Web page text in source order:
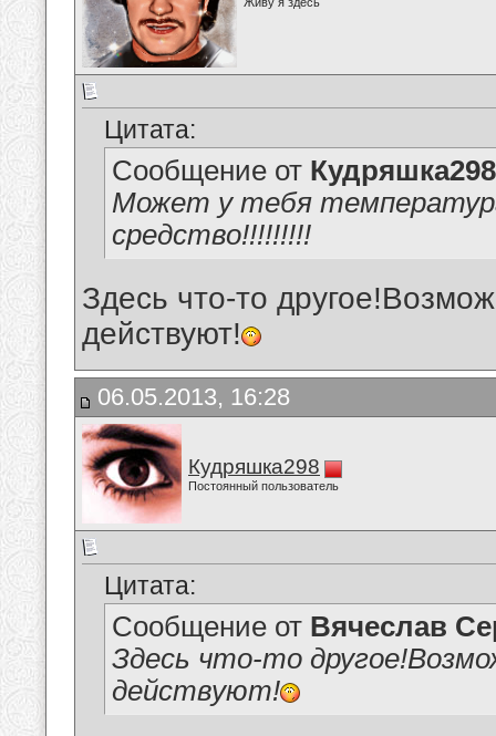
Цитата:
Сообщение от Кудряшка298
Может у тебя
средство!!!!!!!!!
Здесь что-то
действуют!
06.05.2013, 16:28
Кудряшка298
Постоянный пользователь
Цитата:
Сообщение от Вячеслав
Здесь что-то
действуют!